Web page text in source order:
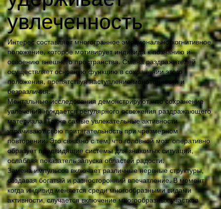
увлеченность
Интерес составляет многогранное эмоционально-когнитивное
положение, которое мотивирует индивида к познанию и
освоению внешнего пространства. Смена раздражителей
осуществляет основную функцию в сохранении этого
положения, препятствуя наступление монотонности и
безразличия.
Ментальные исследования демонстрируют, что сохранение
увлечений нуждается регулярного освежения раздражающего
материала. Также самые увлекательные активности
утрачивают свою притягательность при чрезмерном
повторении. Это связано с тем, что головной мозг оперативно
образует предвидящие системы для знакомых ситуаций,
ослабляя показатель запуска областей радости.
Замена импульсов включает различные нервные структуры,
создавая богатый и разносторонний впечатление. В момент
когда индивид меняется среди многообразными видами
активности, случается включение многообразных участков